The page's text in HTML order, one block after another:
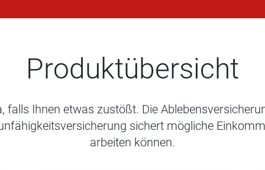
Produktübersicht
falls Ihnen etwas zustößt. Die
sichert mögliche
arbeiten können.